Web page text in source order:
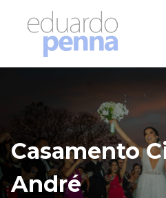
Casamento
André